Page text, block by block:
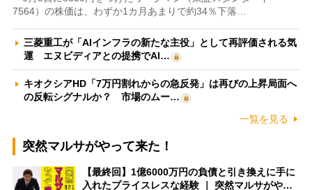
7564）の株価は、わずか1カ月あまりで約34％下落…
三菱重工が「AIインフラの新たな主役」として再評価される気
運 エヌビディアとの提携でAI…
キオクシアHD「7万円割れからの急反発」は再びの上昇局面へ
の反転シグナルか？ 市場のムー…
一覧を見る
突然マルサがやって来た！
【最終回】1億6000万円の負債と引き換えに手に
入れたプライスレスな経験 ｜ 突然マルサがや…